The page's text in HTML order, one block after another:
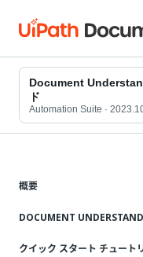
Document
ド
Automation Suite ·
概要
DOCUMENT
クイック スタート チュート